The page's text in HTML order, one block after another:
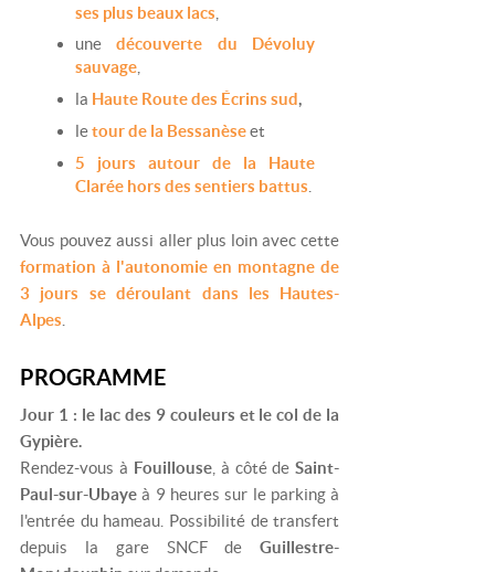
ses plus beaux lacs
unedécouverte du Dévoluy
sauvage,
la Haute Route des Écrins sud,
letour de la Bessanèseet
5 jours autour de la Haute
Clarée hors des sentiers battus
Vous pouvez aussi aller plus loin avec cette
formation à l'autonomie en montagne de
3 jours se déroulant dans les Hautes-
Alpes
PROGRAMME
Jour 1 : le lac des 9 couleurs et le col de la
Gypière.
Rendez-vous à Fouillouse, à côté deSaint-
Paul-sur-Ubayeà 9 heures sur le parking à
l'entrée du hameau. Possibilité de transfert
depuis la gare SNCF deGuillestre-